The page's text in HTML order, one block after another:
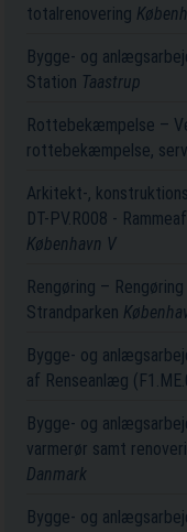
totalrenovering
Bygge- og
Station Taastrup
Rottebekæmpelse –
rottebekæmpelse,
Arkitekt-,
DT-PV.R008 -
København V
Rengøring –
Strandparken
Bygge- og
af Renseanlæg
Bygge- og
varmerør samt
Danmark
Bygge- og